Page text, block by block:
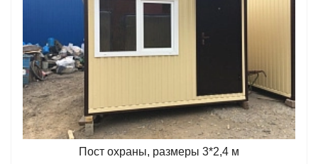
Пост охраны, размеры 3*2,4 м